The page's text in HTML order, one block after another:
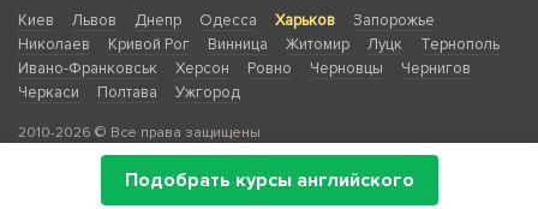
Подобрать курсы английского
Киев
Львов Днепр Одесса Харьков
Запорожье
Николаев
Кривой Рог Винница Житомир Луцк
Тернополь
Ивано-Франковськ
Херсон Ровно Черновцы
Чернигов
Черкаси
Полтава Ужгород
2010-2026 © Все права защищены